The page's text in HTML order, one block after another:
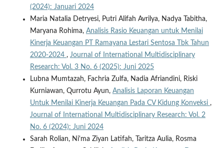
(2024): Januari 2024
Maria Natalia Detryesi, Putri Alifah Avrilya, Nadya Tabitha,
Maryana Rohima, Analisis Rasio Keuangan untuk Menilai
Kinerja Keuangan PT Ramayana Lestari Sentosa Tbk Tahun
2020-2024 , Journal of International Multidisciplinary
Research: Vol. 3 No. 6 (2025): Juni 2025
Lubna Mumtazah, Fachria Zulfa, Nadia Afriandini, Riski
Kurniawan, Qurrotu Ayun, Analisis Laporan Keuangan
Untuk Menilai Kinerja Keuangan Pada CV Kidung Konveksi ,
Journal of International Multidisciplinary Research: Vol. 2
No. 6 (2024): Juni 2024
Sarah Rolian, Ni'ma Ziyan Latifah, Taritza Aulia, Rosma